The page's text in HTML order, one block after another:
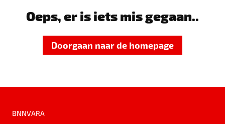
Oeps, er is iets mis gegaan..
Doorgaan naar de homepage
BNNVARA